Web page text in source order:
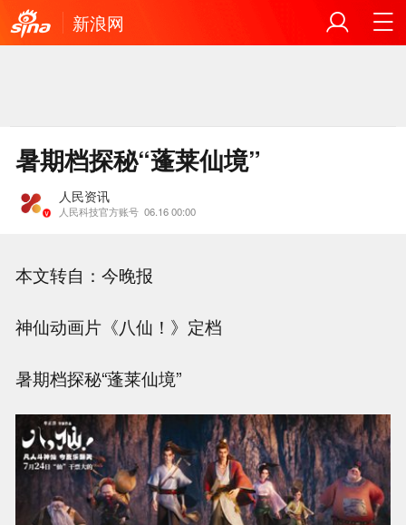
新浪网
暑期档探秘“蓬莱仙境”
人民资讯
人民科技官方账号 06.16 00:00
本文转自：今晚报
神仙动画片《八仙！》定档
暑期档探秘“蓬莱仙境”